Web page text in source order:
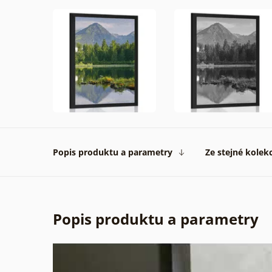
Popis produktu a parametry Ze stejné
Popis produktu a parametry